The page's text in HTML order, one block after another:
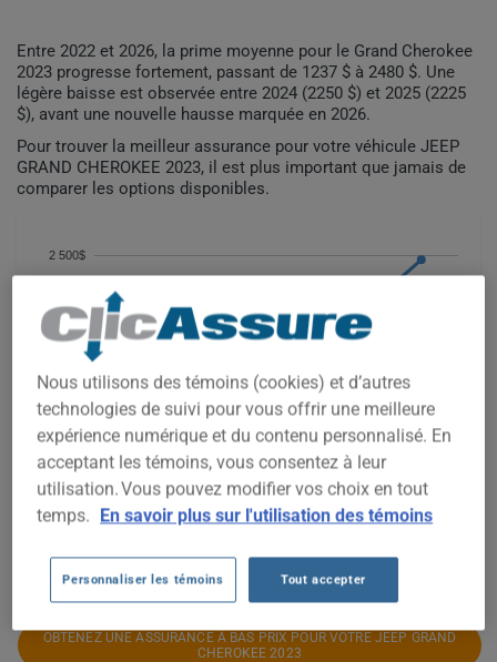
Entre 2022 et 2026, la prime moyenne pour le Grand Cherokee
2023 progresse fortement, passant de 1237 $ à 2480 $. Une
légère baisse est observée entre 2024 (2250 $) et 2025 (2225
$), avant une nouvelle hausse marquée en 2026.
Pour trouver la meilleur assurance pour votre véhicule JEEP
GRAND CHEROKEE 2023, il est plus important que jamais de
comparer les options disponibles.
1 250$
1 500$
1 750$
2 000$
2 250$
2 500$
OBTENEZ UNE ASSURANCE À BAS PRIX POUR VOTRE JEEP GRAND
CHEROKEE 2023
Nous utilisons des témoins (cookies) et d’autres
technologies de suivi pour vous offrir une meilleure
expérience numérique et du contenu personnalisé. En
acceptant les témoins, vous consentez à leur
utilisation. Vous pouvez modifier vos choix en tout
temps. En savoir plus sur l'utilisation des témoins
Personnaliser les témoins Tout accepter